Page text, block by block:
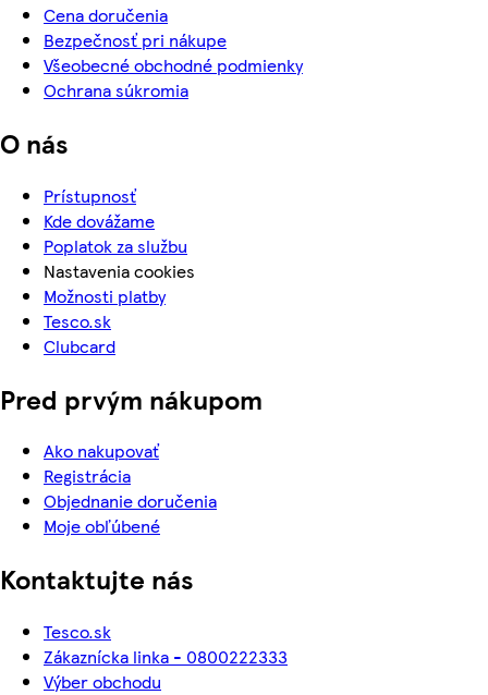
Cena doručenia
Bezpečnosť pri nákupe
Všeobecné obchodné podmienky
Ochrana súkromia
O nás
Prístupnosť
Kde dovážame
Poplatok za službu
Nastavenia cookies
Možnosti platby
Tesco.sk
Clubcard
Pred prvým nákupom
Ako nakupovať
Registrácia
Objednanie doručenia
Moje obľúbené
Kontaktujte nás
Tesco.sk
Zákaznícka linka - 0800222333
Výber obchodu